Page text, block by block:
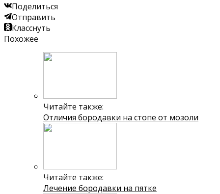
Поделиться
Отправить
Класснуть
Похожее
Читайте также:
Отличия бородавки на стопе от мозоли
Читайте также:
Лечение бородавки на пятке